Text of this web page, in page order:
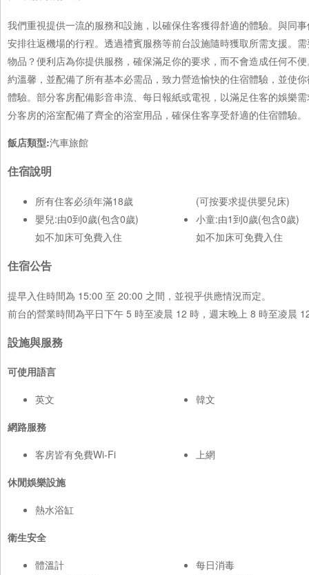
我們重視提供一流的服務和設施，以確保住客獲得舒適的體驗。與同
安排往返機場的行程。透過禮賓服務等前台設施隨時獲取所需支援。
物品？便利店為你提供服務，確保滿足你的要求，而不會造成任何不
約溫馨，並配備了所有基本必需品，致力營造愉快的住宿體驗，並使
體驗。部分客房配備影音串流、每日報紙或電視，以滿足住客的娛樂
分客房的浴室配備了齊全的浴室用品，確保住客享受舒適的住宿體驗。
飯店類型:汽車旅館
住宿說明
所有住客必須年滿18歲
嬰兒:由0到0歲(包含0歲)
如不加床可免費入住
(可按要求提供嬰兒床)
小童:由1到0歲(包含0歲)
如不加床可免費入住
住宿公告
提早入住時間為 15:00 至 20:00 之間，並視乎供應情況而定。
前台的營業時間為平日下午 5 時至凌晨 12 時，週末晚上 8 時至凌晨
設施與服務
可使用語言
英文
韓文
網路服務
客房皆有免費Wi-Fi
上網
休閒娛樂設施
熱水浴缸
衛生安全
體溫計
每日消毒